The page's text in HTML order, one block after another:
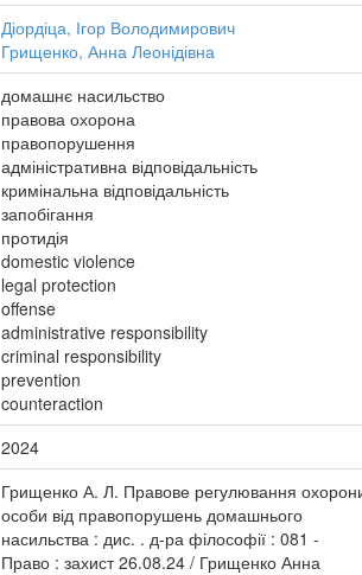
Діордіца, Ігор Володимирович
Грищенко, Анна Леонідівна
домашнє насильство
правова охорона
правопорушення
адміністративна відповідальність
кримінальна відповідальність
запобігання
протидія
domestic violence
legal protection
offense
administrative responsibility
criminal responsibility
prevention
counteraction
2024
Грищенко А. Л. Правове регулювання
особи від правопорушень домашнього
насильства : дис. . д-ра філософії : 081 -
Право : захист 26.08.24 / Грищенко Анна